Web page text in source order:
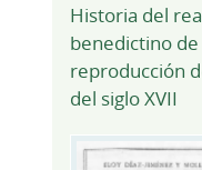
Historia del
benedictino de
reproducción
del siglo XVII